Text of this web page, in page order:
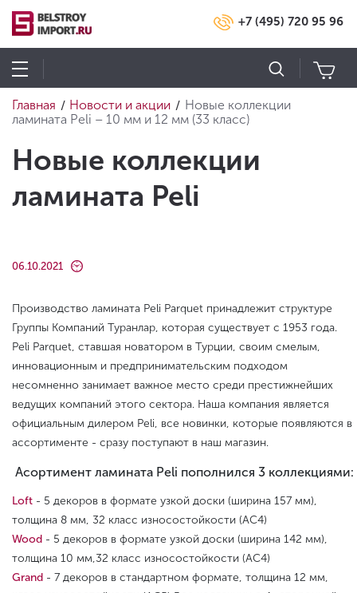
+7 (495) 720 95 96
Главная / Новости и акции / Новые коллекции
ламината Peli – 10 мм и 12 мм (33 класс)
Новые коллекции
ламината Peli
06.10.2021
Производство ламината Peli Parquet принадлежит структуре
Группы Компаний Туранлар, которая существует с 1953 года.
Peli Parquet, ставшая новатором в Турции, своим смелым,
инновационным и предпринимательским подходом
несомненно занимает важное место среди престижнейших
ведущих компаний этого сектора. Наша компания является
официальным дилером Peli, все новинки, которые появляются в
ассортименте - сразу поступают в наш магазин.
Асортимент ламината Peli пополнился 3 коллекциями:
Loft - 5 декоров в формате узкой доски (ширина 157 мм),
толщина 8 мм, 32 класс износостойкости (AC4)
Wood - 5 декоров в формате узкой доски (ширина 142 мм),
толщина 10 мм,32 класс износостойкости (АС4)
Grand - 7 декоров в стандартном формате, толщина 12 мм,